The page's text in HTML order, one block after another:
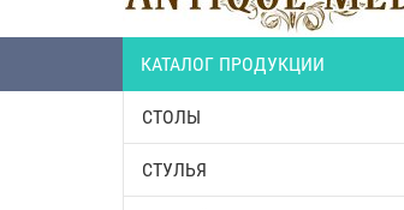
КАТАЛОГ ПРОДУКЦИИ
СТОЛЫ
СТУЛЬЯ